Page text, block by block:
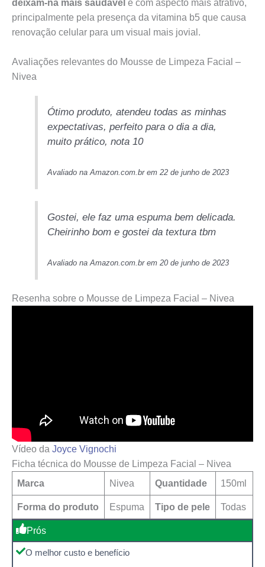
deixam-na mais saudável e com aspecto mais atrativo,
principalmente pela presença da vitamina b5 que causa
renovação celular para um visual mais jovial.
Avaliações relevantes do Mousse de Limpeza Facial –
Nivea
Ótimo produto, atendeu todas as minhas
expectativas, perfeito para o dia a dia,
muito prático, nota 10
Avaliado na Amazon.com.br em 22 de junho de 2023
Gostei, ele faz uma espuma bem delicada.
Cheirinho bom e gostei da textura tbm
Avaliado na Amazon.com.br em 20 de junho de 2023
Resenha sobre o Mousse de Limpeza Facial – Nivea
Vídeo da Joyce Vignochi
Ficha técnica do Mousse de Limpeza Facial – Nivea
Marca
Nivea Quantidade 150ml
Forma do produto Espuma Tipo de pele Todas
Prós
O melhor custo e benefício